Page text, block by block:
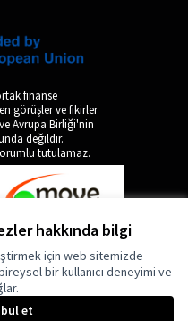
hakkında bilgi
için web sitemizde
bir kullanıcı deneyimi ve
et
finanse
görüşler ve fikirler
Avrupa Birliği'nin
değildir.
tutulamaz.